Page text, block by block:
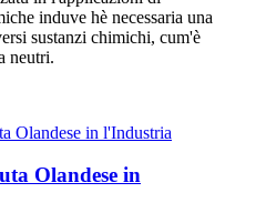
induve hè necessaria una
sustanzi chimichi, cum'è
neutri.
Olandese in